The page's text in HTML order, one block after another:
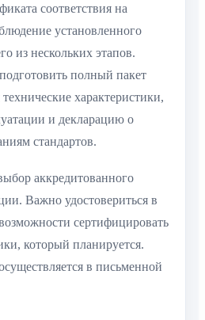
соответствия на
установленного
из нескольких этапов.
полный пакет
характеристики,
и декларацию о
стандартов.
аккредитованного
Важно удостовериться в
сертифицировать
который планируется.
в письменной